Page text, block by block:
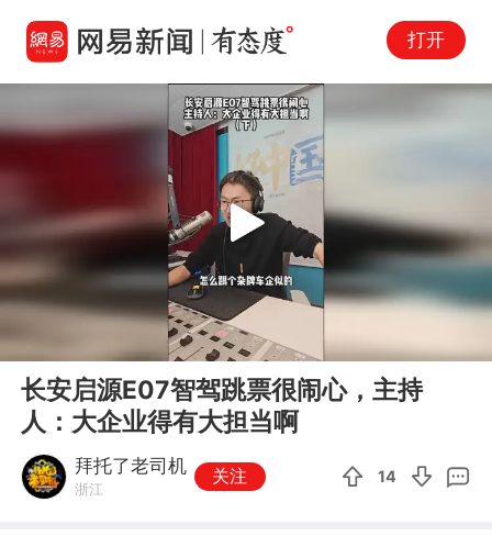
打开
00:00
Play
长安启源E07智驾跳票很闹心，主持
人：大企业得有大担当啊
拜托了老司机
浙江
关注 14